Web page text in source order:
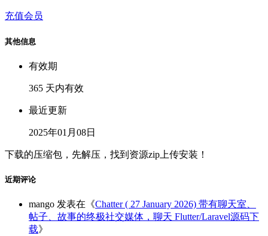
充值会员
其他信息
有效期
365 天内有效
最近更新
2025年01月08日
下载的压缩包，先解压，找到资源zip上传安装！
近期评论
mango 发表在《Chatter ( 27 January 2026) 带有聊天室、
帖子、故事的终极社交媒体，聊天 Flutter/Laravel源码下
载》